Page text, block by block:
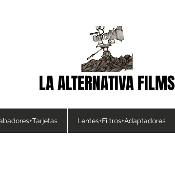
LA ALTERNATIVA FILMS
Lentes+Filtros+Adaptadores